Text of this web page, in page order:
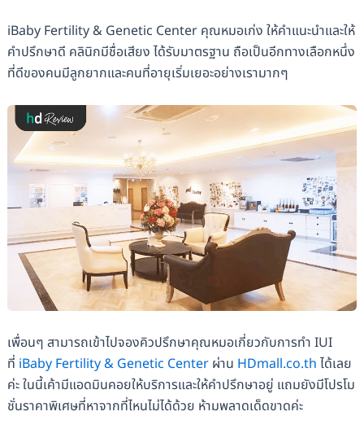
iBaby Fertility & Genetic Center คุณหมอเก่ง ให้คำแนะนำและให้
คำปรึกษาดี คลินิกมีชื่อเสียง ได้รับมาตรฐาน ถือเป็นอีกทางเลือกหนึ่ง
ที่ดีของคนมีลูกยากและคนที่อายุเริ่มเยอะอย่างเรามากๆ
เพื่อนๆ สามารถเข้าไปจองคิวปรึกษาคุณหมอเกี่ยวกับการทำ IUI
ที่ iBaby Fertility & Genetic Centerผ่าน HDmall.co.th ได้เลย
ค่ะ ในนี้เค้ามีแอดมินคอยให้บริการและให้คำปรึกษาอยู่ แถมยังมีโปรโม
ชั่นราคาพิเศษที่หาจากที่ไหนไม่ได้ด้วย ห้ามพลาดเด็ดขาดค่ะ